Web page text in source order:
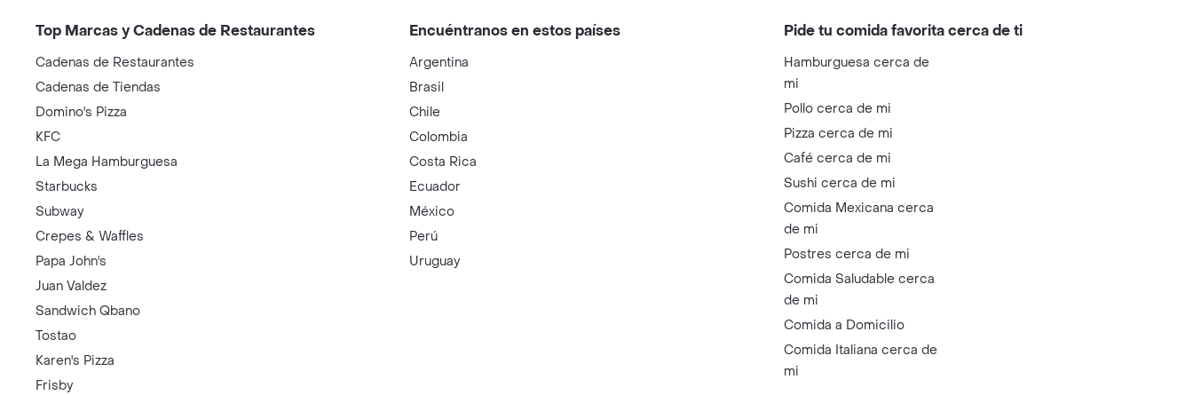
Top Marcas y Cadenas de Restaurantes
Cadenas de Restaurantes
Cadenas de Tiendas
Domino's Pizza
KFC
La Mega Hamburguesa
Starbucks
Subway
Crepes & Waffles
Papa John's
Juan Valdez
Sandwich Qbano
Tostao
Karen's Pizza
Frisby
Encuéntranos en estos países
Argentina
Brasil
Chile
Colombia
Costa Rica
Ecuador
México
Perú
Uruguay
Pide tu comida favorita cerca de ti
Hamburguesa cerca de
mi
Pollo cerca de mi
Pizza cerca de mi
Café cerca de mi
Sushi cerca de mi
Comida Mexicana cerca
de mi
Postres cerca de mi
Comida Saludable cerca
de mi
Comida a Domicilio
Comida Italiana cerca de
mi